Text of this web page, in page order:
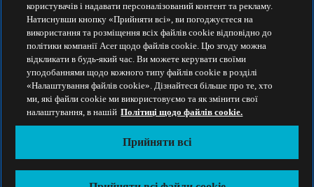
Сталий розвиток
Корпоративна соціальна відповідальність
Вуглецевий слід товарів
Проєкт Project Humanity
Earthion
Політика конфіденційності
Політика використання файлів cookie
Правова інформація
Додаткова юридична інформація
Прийняти всі
Україна - Українська
користувачів і надавати персоналізований контент та рекламу.
Натиснувши кнопку «Прийняти всі», ви погоджуєтеся на
використання та розміщення всіх файлів cookie відповідно до
політики компанії Acer щодо файлів cookie. Цю згоду можна
відкликати в будь-який час. Ви можете керувати своїми
уподобаннями щодо кожного типу файлів cookie в розділі
«Налаштування файлів cookie». Дізнайтеся більше про те, хто
ми, які файли cookie ми використовуємо та як змінити свої
налаштування, в нашій Політиці щодо файлів cookie.
Прийняти всі